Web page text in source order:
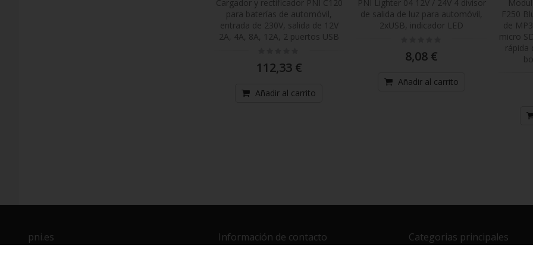
Cargador y rectificador PNI C120
para baterías de automóvil,
entrada de 230V, salida de 12V
2A, 4A, 8A, 12A, 2 puertos USB
112,33 €
Añadir al carrito
PNI Lighter 04 12V / 24V 4 divisor
de salida de luz para automóvil,
2xUSB, indicador LED
8,08 €
Añadir al carrito
F250
de
micro
rápida
pni.es Información de contacto Categorias principales